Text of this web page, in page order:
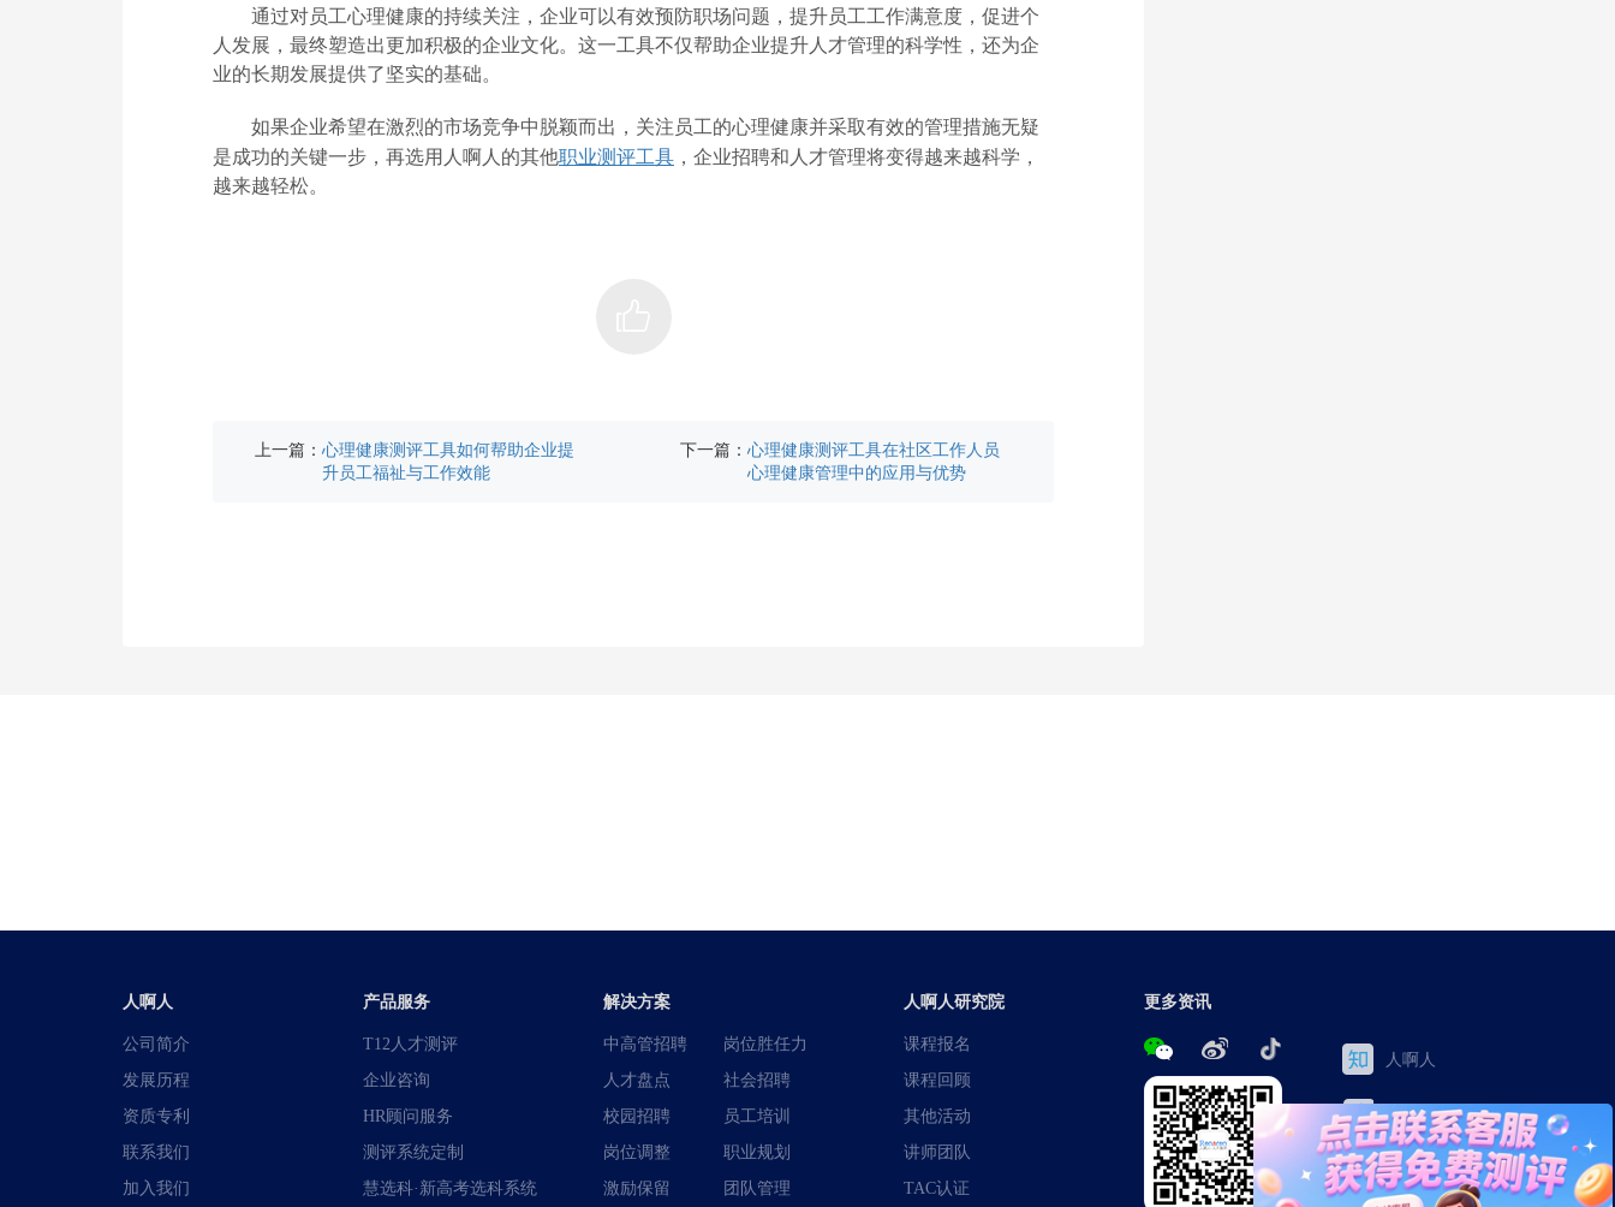
通过对员工心理健康的持续关注，企业可以有效预防职场问题，提升员工工作满意度，促进个
人发展，最终塑造出更加积极的企业文化。这一工具不仅帮助企业提升人才管理的科学性，还为企
业的长期发展提供了坚实的基础。
如果企业希望在激烈的市场竞争中脱颖而出，关注员工的心理健康并采取有效的管理措施无疑
是成功的关键一步，再选用人啊人的其他职业测评工具 ，企业招聘和人才管理将变得越来越科学，
越来越轻松。
上一篇： 心理健康测评工具如何帮助企业提
升员工福祉与工作效能
下一篇： 心理健康测评工具在社区工作人员
心理健康管理中的应用与优势
人啊人
公司简介
发展历程
资质专利
联系我们
加入我们
产品服务
T12人才测评
企业咨询
HR顾问服务
测评系统定制
慧选科·新高考选科系统
解决方案
中高管招聘 岗位胜任力
人才盘点 社会招聘
校园招聘 员工培训
岗位调整 职业规划
激励保留 团队管理
人啊人研究院
课程报名
课程回顾
其他活动
讲师团队
TAC认证
更多资讯
人啊人
三茅网
百家号